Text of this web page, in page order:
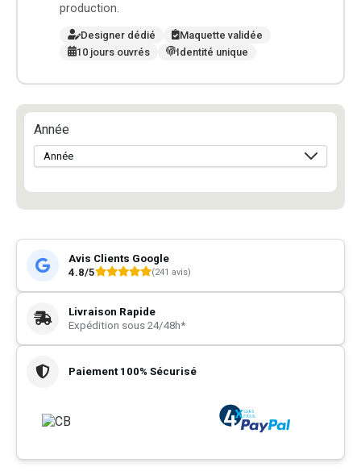
production.
Designer dédié
Maquette validée
10 jours ouvrés
Identité unique
Année
Avis Clients Google
4.8/5
(241 avis)
Livraison Rapide
Expédition sous 24/48h*
Paiement 100% Sécurisé